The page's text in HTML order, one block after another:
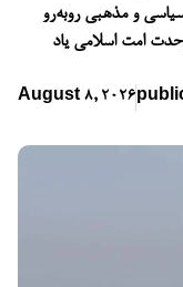
و مذهبی روبه‌رو
امت اسلامی یاد
August 8, 2026